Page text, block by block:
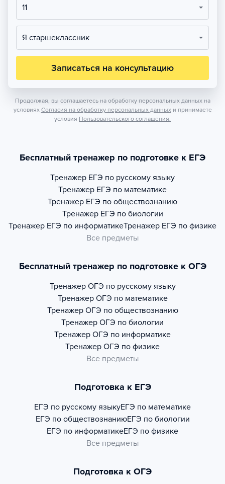
11
Я старшеклассник
Записаться на консультацию
Продолжая, вы соглашаетесь на обработку персональных данных на
условиях Согласия на обработку персональных данных и принимаете
условия Пользовательского соглашения.
Бесплатный тренажер по подготовке к ЕГЭ
Тренажер ЕГЭ по русскому языку
Тренажер ЕГЭ по математике
Тренажер ЕГЭ по обществознанию
Тренажер ЕГЭ по биологии
Тренажер ЕГЭ по информатикеТренажер ЕГЭ по физике
Все предметы
Бесплатный тренажер по подготовке к ОГЭ
Тренажер ОГЭ по русскому языку
Тренажер ОГЭ по математике
Тренажер ОГЭ по обществознанию
Тренажер ОГЭ по биологии
Тренажер ОГЭ по информатике
Тренажер ОГЭ по физике
Все предметы
Подготовка к ЕГЭ
ЕГЭ по русскому языкуЕГЭ по математике
ЕГЭ по обществознаниюЕГЭ по биологии
ЕГЭ по информатикеЕГЭ по физике
Все предметы
Подготовка к ОГЭ